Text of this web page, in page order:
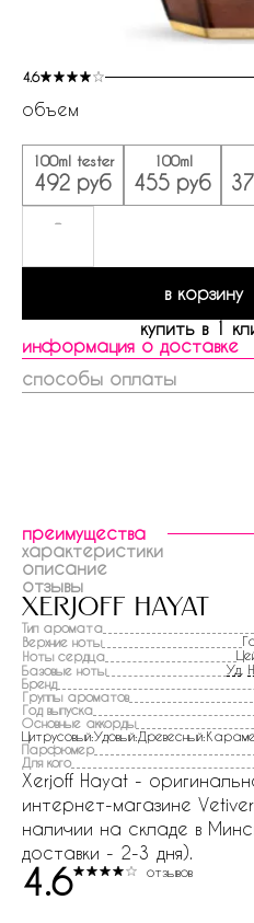
4.6
объем
100ml tester
492 руб
100ml
455 руб
-
в корзину
купить в 1
информация о доставке
способы оплаты
преимущества
характеристики
описание
отзывы
xerjoff hayat
Тип аромата
Верхние ноты
Ноты сердца
Базовые ноты
Уд
Бренд
Группы ароматов
Год выпуска
Основные аккорды
Парфюмер
Для кого
Xerjoff Hayat -
интернет-магазине
наличии на складе в
доставки - 2-3 дня).
4.6 отзывов